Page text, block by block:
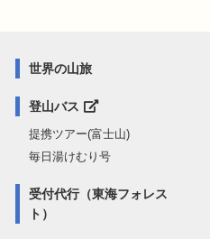
世界の山旅
登山バス
提携ツアー(富士山)
毎日湯けむり号
受付代行（東海フォレス
ト）